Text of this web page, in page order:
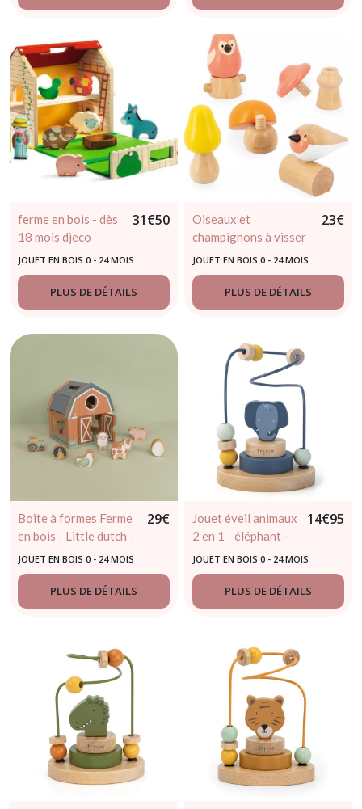
ferme en bois - dès
18 mois djeco
31€50
JOUET EN BOIS 0 - 24 MOIS
PLUS DE DÉTAILS
Oiseaux et
champignons à visser
en bois - dès 18 mois -
janod
23€
JOUET EN BOIS 0 - 24 MOIS
PLUS DE DÉTAILS
Boîte à formes Ferme
en bois - Little dutch -
dès 18 mois
29€
JOUET EN BOIS 0 - 24 MOIS
PLUS DE DÉTAILS
Jouet éveil animaux
2 en 1 - éléphant -
trixie
14€95
JOUET EN BOIS 0 - 24 MOIS
PLUS DE DÉTAILS